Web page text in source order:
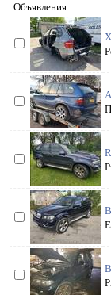
Объявления